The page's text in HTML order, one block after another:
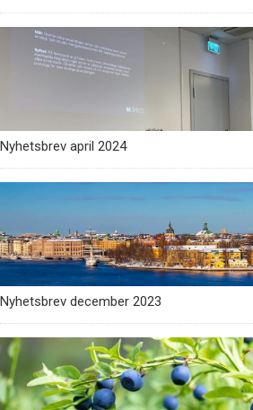
Nyhetsbrev april 2024
Nyhetsbrev december 2023